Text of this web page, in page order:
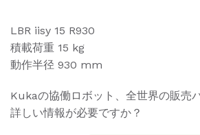
LBR iisy 15 R930
積載荷重 15 kg
動作半径 930 mm
Kukaの協働ロボット、全世界の販売
詳しい情報が必要ですか？